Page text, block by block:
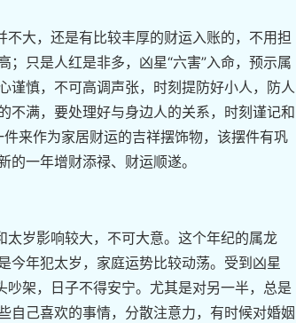
大，还是有比较丰厚的财运入账的，不用担
只是人红是非多，凶星“六害”入命，预示属
谨慎，不可高调声张，时刻提防好小人，防人
不满，要处理好与身边人的关系，时刻谨记和
来作为家居财运的吉祥摆饰物，该摆件有巩
一年增财添禄、财运顺遂。
岁影响较大，不可大意。这个年纪的属龙
今年犯太岁，家庭运势比较动荡。受到凶星
吵架，日子不得安宁。尤其是对另一半，总是
自己喜欢的事情，分散注意力，有时候对婚姻